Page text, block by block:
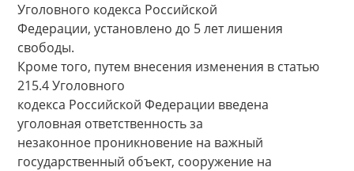
Уголовного кодекса Российской
Федерации, установлено до 5 лет лишения
свободы.
Кроме того, путем внесения изменения в статью
215.4 Уголовного
кодекса Российской Федерации введена
уголовная ответственность за
незаконное проникновение на важный
государственный объект, сооружение на